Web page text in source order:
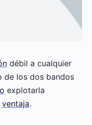
débil a cualquier
de los dos bandos
explotarla
ventaja.